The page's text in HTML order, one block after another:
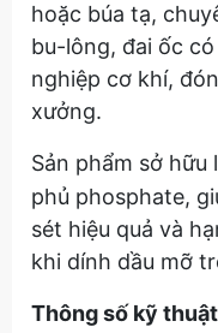
hoặc búa tạ,
bu-lông, đai ốc
nghiệp cơ khí,
xưởng.
Sản phẩm sở hữu
phủ phosphate,
sét hiệu quả và
khi dính dầu mỡ
Thông số kỹ